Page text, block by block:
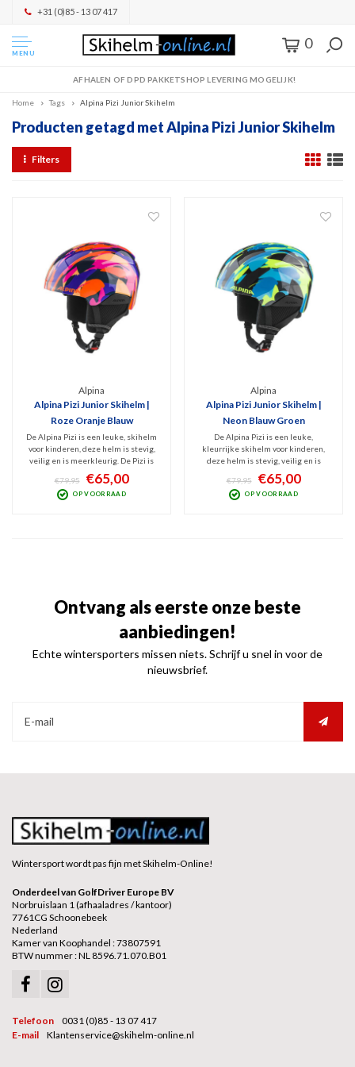
+31 (0)85 - 13 07 417
MENU
0
AFHALEN OF DPD PAKKETSHOP LEVERING MOGELIJK!
Home Tags Alpina Pizi Junior Skihelm
Producten getagd met Alpina Pizi Junior Skihelm
Filters
Alpina
Alpina Pizi Junior Skihelm |
Roze Oranje Blauw
De Alpina Pizi is een leuke, skihelm
voor kinderen, deze helm is stevig,
veilig en is meerkleurig. De Pizi is
een lichtgewicht helm en heeft de
perfecte combinatie van
draagcomfort en bescherming.
€79,95 €65,00
OP VOORRAAD
Alpina
Alpina Pizi Junior Skihelm |
Neon Blauw Groen
De Alpina Pizi is een leuke,
kleurrijke skihelm voor kinderen,
deze helm is stevig, veilig en is
meerkleurig. De Pizi is een
lichtgewicht helm en heeft de
perfecte combinatie van
€79,95 €65,00
OP VOORRAAD
Ontvang als eerste onze beste
aanbiedingen!
Echte wintersporters missen niets. Schrijf u snel in voor de
nieuwsbrief.
Wintersport wordt pas fijn met Skihelm-Online!
Onderdeel van GolfDriver Europe BV
Norbruislaan 1 (afhaaladres / kantoor)
7761CG Schoonebeek
Nederland
Kamer van Koophandel : 73807591
BTW nummer : NL 8596.71.070.B01
Telefoon
0031 (0)85 - 13 07 417
E-mail
Klantenservice@skihelm-online.nl